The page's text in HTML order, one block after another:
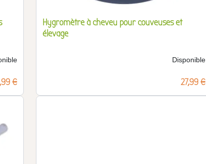
€
Hygromètre à cheveu pour couveuses et
élevage
Disponible
Prix
27,99 €